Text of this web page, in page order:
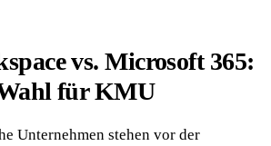
vs. Microsoft 365:
für KMU
Unternehmen stehen vor der